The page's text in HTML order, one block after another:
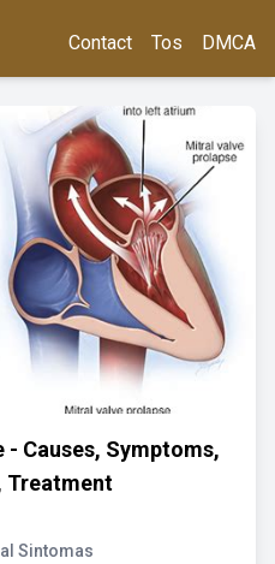
Contact Tos DMCA
Causes, Symptoms,
Treatment
Sintomas